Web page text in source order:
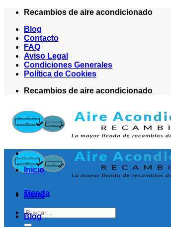
Saltar
contenido
Recambios de aire acondicionado
Blog
Contacto
FAQ
Aviso Legal
Condiciones Generales
Política de Cookies
Recambios de aire acondicionado
Menú
Buscar
por:
Inicio
Tienda
Blog